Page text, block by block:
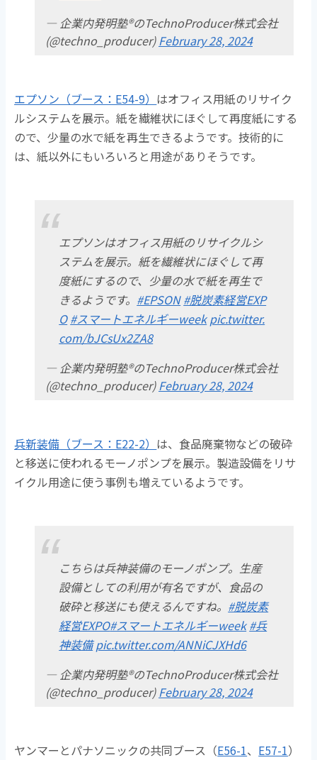
— 企業内発明塾®のTechnoProducer株式会社
(@techno_producer)February 28, 2024
エプソン（ブース：E54-9） はオフィス用紙のリサイク
ルシステムを展示。紙を繊維状にほぐして再度紙にする
ので、少量の水で紙を再生できるようです。技術的に
は、紙以外にもいろいろと用途がありそうです。
エプソンはオフィス用紙のリサイクルシ
ステムを展示。紙を繊維状にほぐして再
度紙にするので、少量の水で紙を再生で
きるようです。 #EPSON #脱炭素経営EXP
O #スマートエネルギーweek pic.twitter.
com/bJCsUx2ZA8
— 企業内発明塾®のTechnoProducer株式会社
(@techno_producer)February 28, 2024
兵新装備（ブース：E22-2） は、食品廃棄物などの破砕
と移送に使われるモーノポンプを展示。製造設備をリサ
イクル用途に使う事例も増えているようです。
こちらは兵神装備のモーノポンプ。生産
設備としての利用が有名ですが、食品の
破砕と移送にも使えるんですね。 #脱炭素
経営EXPO#スマートエネルギーweek #兵
神装備 pic.twitter.com/ANNiCJXHd6
— 企業内発明塾®のTechnoProducer株式会社
(@techno_producer)February 28, 2024
ヤンマーとパナソニックの共同ブース（E56-1、 E57-1）